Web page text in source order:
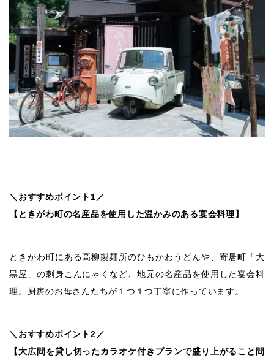
＼おすすめポイント1／
【ときがわ町の名産品を使用した温かみのある宴会料理】
ときがわ町にある高柳製麺所のひもかわうどんや、寄居町「大
黒屋」の刺身こんにゃくなど、地元の名産品を使用した宴会料
理。厨房のお母さんたちが１つ１つ丁寧に作っています。
＼おすすめポイント2／
【大広間を貸し切ったカラオケ付きプランで盛り上がること間